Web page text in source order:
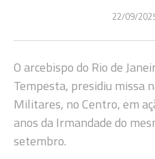
22/09/
O arcebispo do Rio de
Tempesta, presidiu missa
Militares, no Centro, em
anos da Irmandade do
setembro.